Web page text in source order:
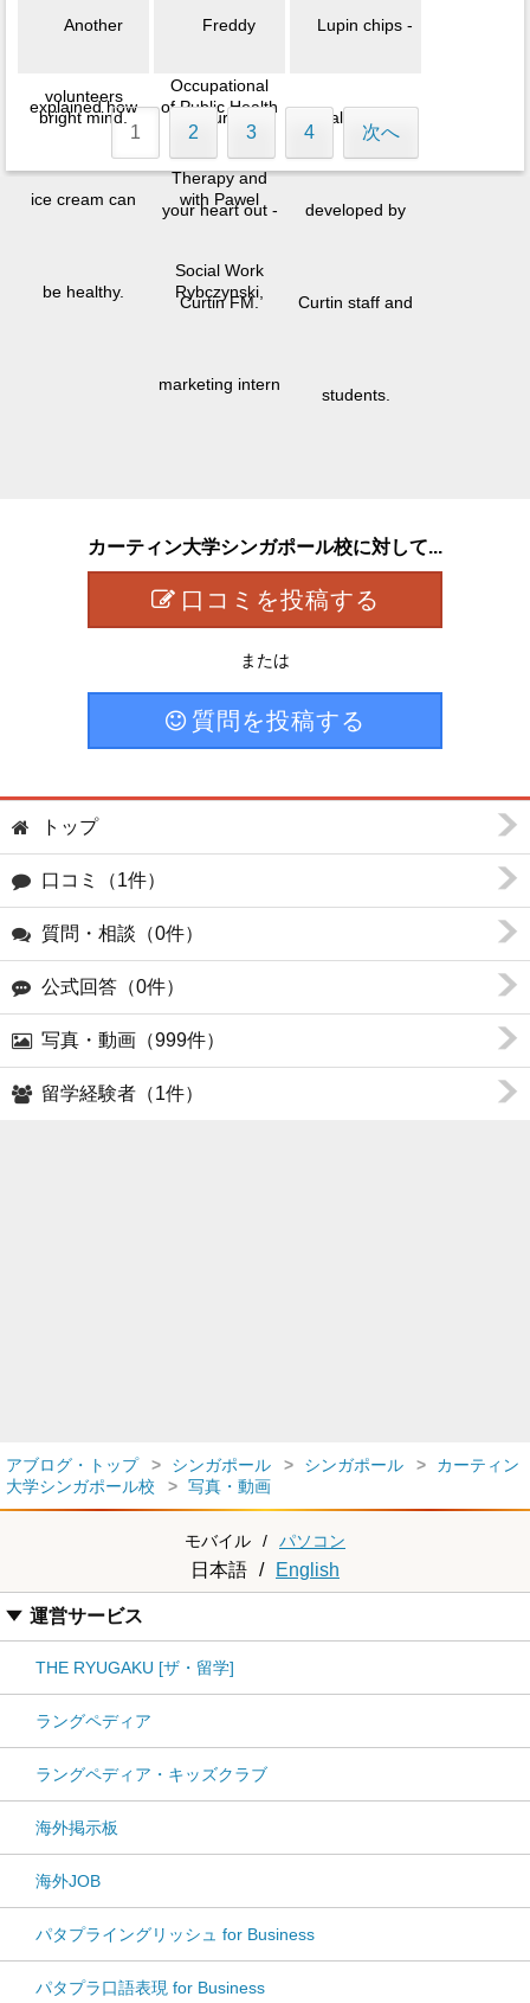
1 2 3 4 次へ
カーティン大学シンガポール校に対して...
口コミを投稿する
または
質問を投稿する
トップ
口コミ（1件）
質問・相談（0件）
公式回答（0件）
写真・動画（999件）
留学経験者（1件）
アブログ・トップ シンガポール シンガポール
カーティン
大学シンガポール校
写真・動画
モバイル / パソコン
日本語 / English
運営サービス
THE RYUGAKU [ザ・留学]
ラングペディア
ラングペディア・キッズクラブ
海外掲示板
海外JOB
パタプライングリッシュ for Business
パタプラ口語表現 for Business